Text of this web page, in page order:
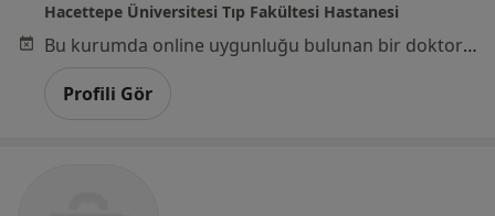
Hacettepe Üniversitesi Tıp Fakültesi Hastanesi
Bu kurumda online uygunluğu bulunan bir doktor veya uzman bulunamadı
Profili Gör